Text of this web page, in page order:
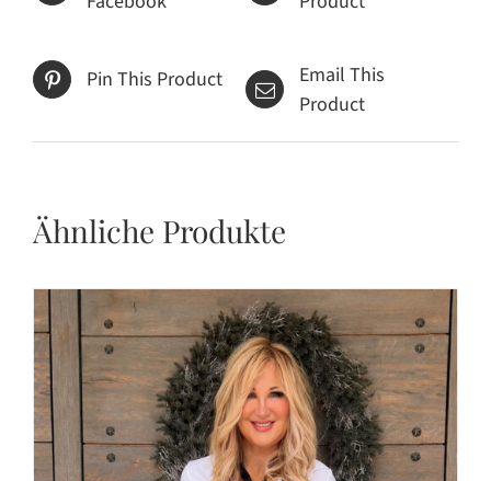
Pin This Product
Email This
Product
Ähnliche Produkte